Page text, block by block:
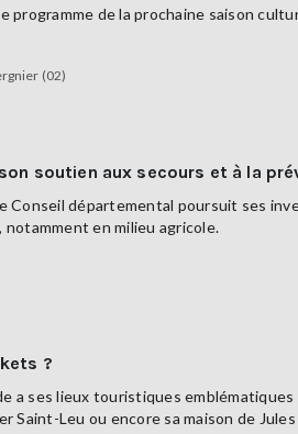
programme de la prochaine saison
(02)
soutien aux secours et à la
Conseil départemental poursuit ses
en milieu agricole.
?
a ses lieux touristiques
Saint-Leu ou encore sa maison de